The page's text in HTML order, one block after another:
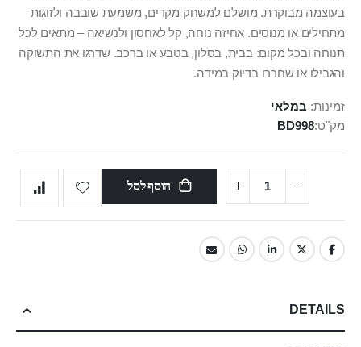
בעוצמה מבוקרת. מושלם למשחק מקדים, משמעת שובבה ולזוגות
מתחילים או מנוסים. אחיזה נוחה, קל לאחסון ולנשיאה – מתאים לכל
תנוחה ובכל מקום: בבית, בסלון, בטבע או ברכב. שדרגו את התשוקה
והגבילו או שחררו בדיוק במידה.
זמינות: במלאי
מק"ט BD998
הוסף לסל
DETAILS